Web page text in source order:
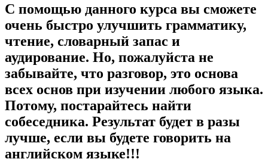
С помощью данного курса вы сможете
очень быстро улучшить грамматику,
чтение, словарный запас и
аудирование. Но, пожалуйста не
забывайте, что разговор, это основа
всех основ при изучении любого языка.
Потому, постарайтесь найти
собеседника. Результат будет в разы
лучше, если вы будете говорить на
английском языке!!!